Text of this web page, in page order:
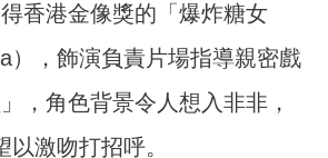
香港金像獎的「爆炸糖女
），飾演負責片場指導親密戲
，角色背景令人想入非非，
激吻打招呼。